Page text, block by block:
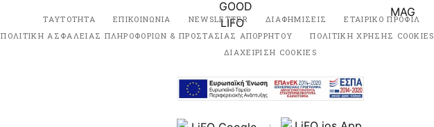
ΤΑΥΤΟΤΗΤΑ ΕΠΙΚΟΙΝΩΝΙΑ NEWSLETTER ΔΙΑΦΗΜΙΣΕΙΣ ΕΤΑΙΡΙΚΟ ΠΡΟΦΙΛ
ΠΟΛΙΤΙΚΗ ΑΣΦΑΛΕΙΑΣ ΠΛΗΡΟΦΟΡΙΩΝ & ΠΡΟΣΤΑΣΙΑΣ ΑΠΟΡΡΗΤΟΥ
ΠΟΛΙΤΙΚΗ ΧΡΗΣΗΣ COOKIES
ΔΙΑΧΕΙΡΙΣΗ COOKIES